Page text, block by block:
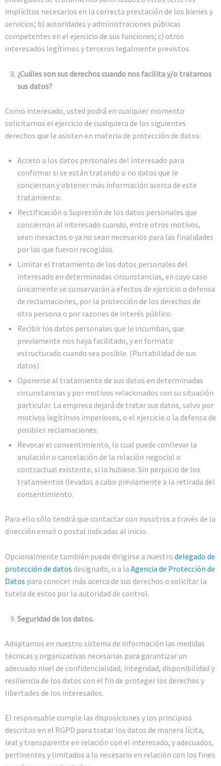
implícitos necesarios en la correcta prestación de los bienes y
servicios; b) autoridades y administraciones públicas
competentes en el ejercicio de sus funciones; c) otros
interesados legítimos y terceros legalmente previstos.
¿Cuáles son sus derechos cuando nos facilita y/o tratamos
sus datos?
Como interesado, usted podrá en cualquier momento
solicitarnos el ejercicio de cualquiera de los siguientes
derechos que le asisten en materia de protección de datos:
Acceso a los datos personales del interesado para
confirmar si se están tratando o no datos que le
conciernan y obtener más información acerca de este
tratamiento.
Rectificación o Supresión de los datos personales que
conciernan al interesado cuando, entre otros motivos,
sean inexactos o ya no sean necesarios para las finalidades
por las que fueron recogidos.
Limitar el tratamiento de los datos personales del
interesado en determinadas circunstancias, en cuyo caso
únicamente se conservarán a efectos de ejercicio o defensa
de reclamaciones, por la protección de los derechos de
otra persona o por razones de interés público.
Recibir los datos personales que le incumban, que
previamente nos haya facilitado, y en formato
estructurado cuando sea posible. (Portabilidad de sus
datos).
Oponerse al tratamiento de sus datos en determinadas
circunstancias y por motivos relacionados con su situación
particular. La empresa dejará de tratar sus datos, salvo por
motivos legítimos imperiosos, o el ejercicio o la defensa de
posibles reclamaciones.
Revocar el consentimiento, lo cual puede conllevar la
anulación o cancelación de la relación negocial o
contractual existente, si la hubiese. Sin perjuicio de los
tratamientos llevados a cabo previamente a la retirada del
consentimiento.
Para ello sólo tendrá que contactar con nosotros a través de la
dirección email o postal indicadas al inicio.
Opcionalmente también puede dirigirse a nuestro delegado de
protección de datos designado, o a la Agencia de Protección de
Datos para conocer más acerca de sus derechos o solicitar la
tutela de estos por la autoridad de control.
Seguridad de los datos.
Adoptamos en nuestro sistema de información las medidas
técnicas y organizativas necesarias para garantizar un
adecuado nivel de confidencialidad, integridad, disponibilidad y
resiliencia de los datos con el fin de proteger los derechos y
libertades de los interesados.
El responsable cumple las disposiciones y los principios
descritos en el RGPD para tratar los datos de manera lícita,
leal y transparente en relación con el interesado, y adecuados,
pertinentes y limitados a lo necesario en relación con los fines